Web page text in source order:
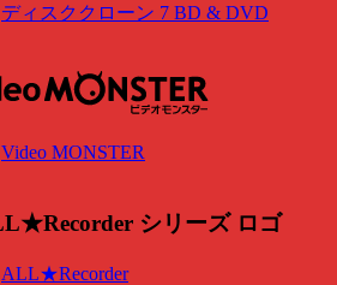
ディスククローン 7 BD & DVD
Video MONSTER
ALL★Recorder